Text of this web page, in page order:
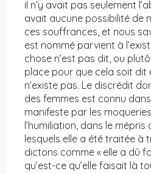
il n’y avait pas seulement
avait aucune possibilité de
ces souffrances, et nous
est nommé parvient à
chose n’est pas dit, ou
place pour que cela soit dit
n’existe pas. Le discrédit
des femmes est connu
manifeste par les
l’humiliation, dans le mépris
lesquels elle a été traitée à
dictons comme « elle a dû
qu’est-ce qu’elle faisait là